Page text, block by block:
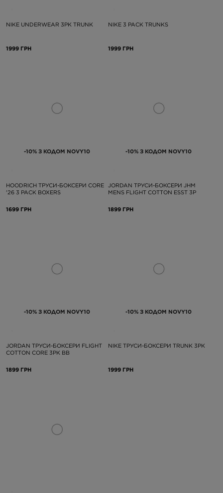
NIKE UNDERWEAR 3PK TRUNK
1999 ГРН
NIKE 3 PACK TRUNKS
1999 ГРН
-10% З КОДОМ NOVY10
HOODRICH ТРУСИ-БОКСЕРИ CORE
'26 3 PACK BOXERS
1699 ГРН
-10% З КОДОМ NOVY10
JORDAN ТРУСИ-БОКСЕРИ JHM
MENS FLIGHT COTTON ESST 3P
1899 ГРН
-10% З КОДОМ NOVY10
JORDAN ТРУСИ-БОКСЕРИ FLIGHT
COTTON CORE 3PK BB
1899 ГРН
-10% З КОДОМ NOVY10
NIKE ТРУСИ-БОКСЕРИ TRUNK 3PK
1999 ГРН